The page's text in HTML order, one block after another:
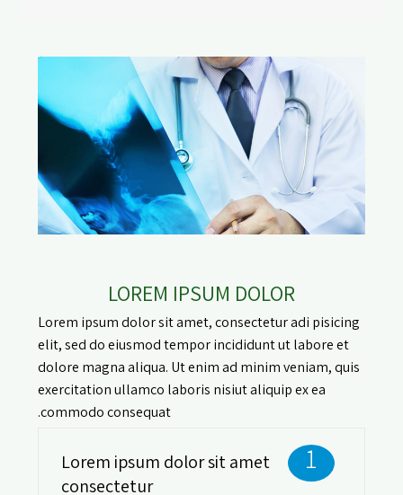
LOREM IPSUM DOLOR
Lorem ipsum dolor sit amet, consectetur adi pisicing
elit, sed do eiusmod tempor incididunt ut labore et
dolore magna aliqua. Ut enim ad minim veniam, quis
exercitation ullamco laboris nisiut aliquip ex ea
commodo consequat.
1
Lorem ipsum dolor sit amet
consectetur